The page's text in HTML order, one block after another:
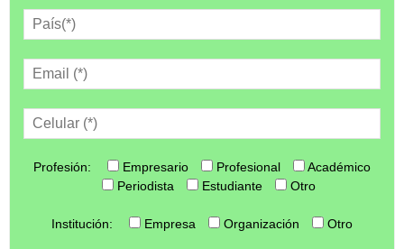
Profesión: Empresario Profesional
Académico
Periodista
Estudiante Otro
Institución: Empresa Organización Otro